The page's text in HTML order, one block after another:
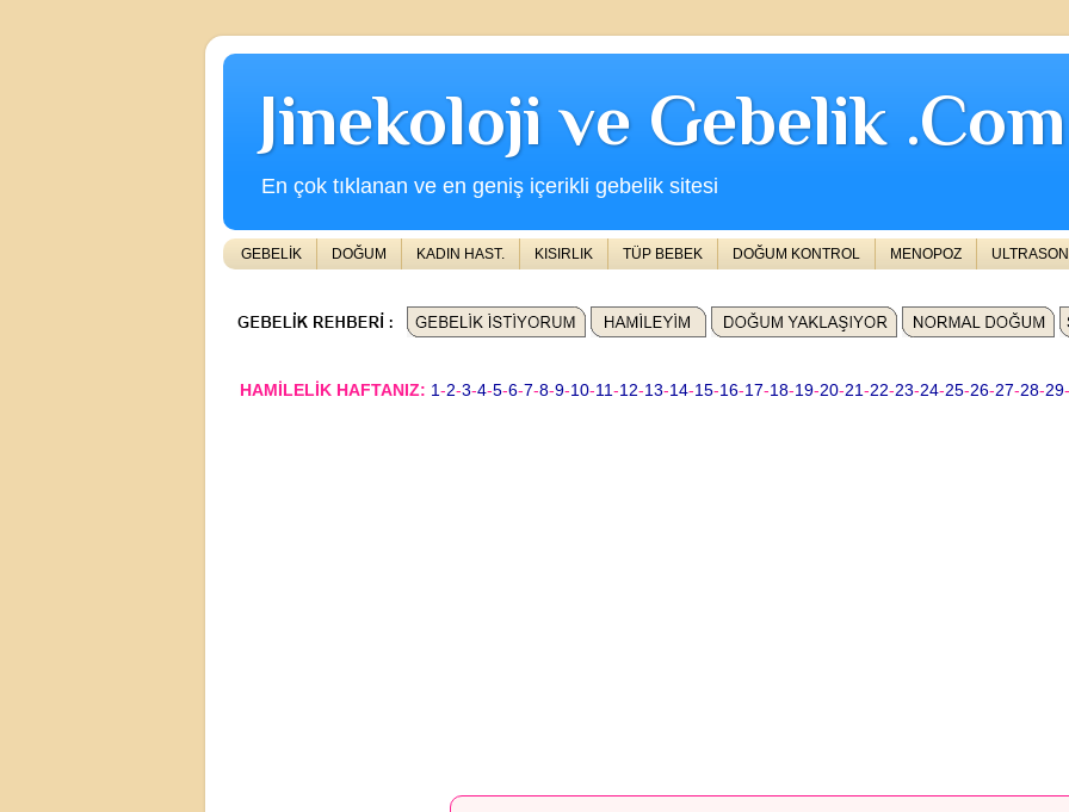
Jinekoloji ve Gebelik .Com
En çok tıklanan ve en geniş içerikli gebelik sitesi
GEBELİK DOĞUM KADIN HAST. KISIRLIK TÜP BEBEK DOĞUM KONTROL MENOPOZ ULTRASON
HAMİLELİK HAFTANIZ: 1 -2-3-4-5-6-7-8-9-10-11 -12-13-14-15-16-17-18-19-20-21 -22-23-24-25-26-27-28-29-